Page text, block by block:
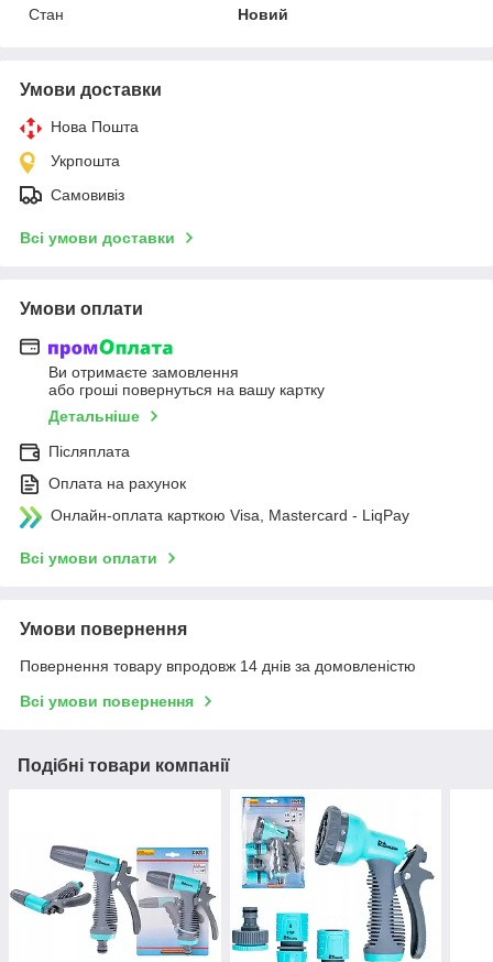
Стан Новий
Умови доставки
Нова Пошта
Укрпошта
Самовивіз
Всі умови доставки
Умови оплати
Ви отримаєте замовлення
або гроші повернуться на вашу картку
Детальніше
Післяплата
Оплата на рахунок
Онлайн-оплата карткою Visa, Mastercard - LiqPay
Всі умови оплати
Умови повернення
Повернення товару впродовж 14 днів за домовленістю
Всі умови повернення
Подібні товари компанії